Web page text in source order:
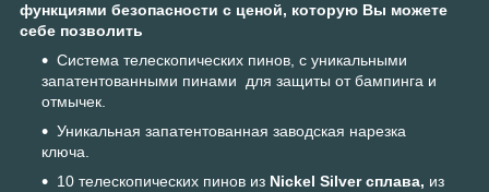
функциями безопасности с ценой, которую Вы можете
себе позволить
Система телескопических пинов, с уникальными
запатентованными пинами для защиты от бампинга и
отмычек.
Уникальная запатентованная заводская нарезка
ключа.
10 телескопических пинов из Nickel Silver сплава, из